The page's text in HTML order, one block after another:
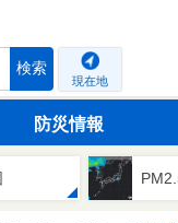
検索
現在地
防災情報